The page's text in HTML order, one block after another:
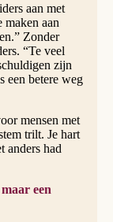
aan met
maken aan
Zonder
“Te veel
zijn
een betere weg
mensen met
trilt. Je hart
anders had
een